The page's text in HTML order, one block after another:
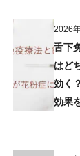
2026
舌下
はど
効く
効果